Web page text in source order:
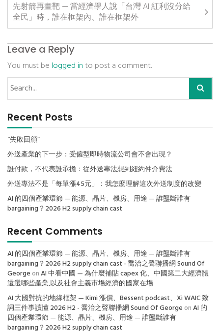
先射箭再畫靶 — 當經濟學人說「台灣 AI 紅利沒分給
全民」時，誰在框架內、誰在框架外
Leave a Reply
You must belogged into post a comment.
Recent Posts
“失敗回顧”
外送產業的下一步：受僱型即時物流公司會不會出現？
誰付款，不代表誰承擔：從外送專法想到紐約仲介費法
外送專法不是「每單漲45元」：我怎麼理解這次外送制度的改變
AI 的四個產業環節 — 能源、晶片、機房、用途 — 誰壟斷誰有
bargaining？2026 H2 supply chain cast
Recent Comments
AI 的四個產業環節 — 能源、晶片、機房、用途 — 誰壟斷誰有
bargaining？2026 H2 supply chain cast - 喬治之聲聯播網 Sound Of
GeorgeonAI 中看中國 — 為什麼補貼 capex 化、中國第二大經濟體
還選哪些產業,以及社會主義市場經濟的國家在場
AI 大國對抗的地緣框架 — Kimi 漲價、Bessent podcast、Xi WAIC 致
詞三件事讀懂 2026 H2 - 喬治之聲聯播網 Sound Of GeorgeonAI 的
四個產業環節 — 能源、晶片、機房、用途 — 誰壟斷誰有
bargaining？2026 H2 supply chain cast